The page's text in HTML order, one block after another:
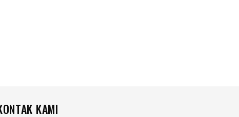
KAMI